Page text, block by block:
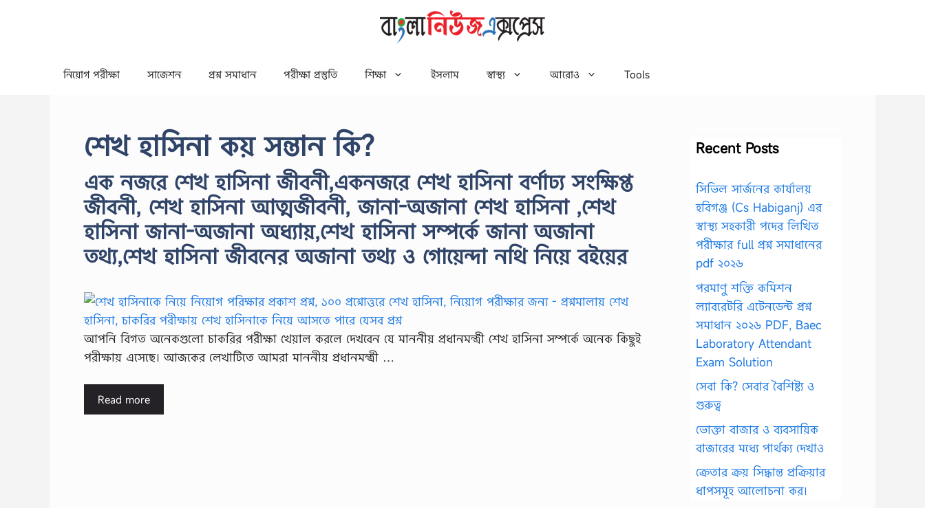
নিয়োগ পরীক্ষা সাজেশন প্রশ্ন সমাধান পরীক্ষা প্রস্তুতি শিক্ষা ইসলাম স্বাস্থ্য আরোও Tools
শেখ হাসিনা কয় সন্তান কি?
এক নজরে শেখ হাসিনা জীবনী,একনজরে শেখ হাসিনা বর্ণাঢ্য সংক্ষিপ্ত
জীবনী, শেখ হাসিনা আত্মজীবনী, জানা-অজানা শেখ হাসিনা ,শেখ
হাসিনা জানা-অজানা অধ্যায়,শেখ হাসিনা সম্পর্কে জানা অজানা
তথ্য,শেখ হাসিনা জীবনের অজানা তথ্য ও গোয়েন্দা নথি নিয়ে বইয়ের
আপনি বিগত অনেকগুলো চাকরির পরীক্ষা খেয়াল করলে দেখবেন যে মাননীয় প্রধানমন্ত্রী শেখ হাসিনা সম্পর্কে অনেক কিছুই
পরীক্ষায় এসেছে। আজকের লেখাটিতে আমরা মাননীয় প্রধানমন্ত্রী …
Read more
Recent Posts
সিভিল সার্জনের কার্যালয়
হবিগঞ্জ (Cs Habiganj) এর
স্বাস্থ্য সহকারী পদের লিখিত
পরীক্ষার full প্রশ্ন সমাধানের
pdf ২০২৬
পরমাণু শক্তি কমিশন
ল্যাবরেটরি এটেনডেন্ট প্রশ্ন
সমাধান ২০২৬ PDF, Baec
Laboratory Attendant
Exam Solution
সেবা কি? সেবার বৈশিষ্ট্য ও
গুরুত্ব
ভোক্তা বাজার ও ব্যবসায়িক
বাজারের মধ্যে পার্থক্য দেখাও
ক্রেতার ক্রয় সিদ্ধান্ত প্রক্রিয়ার
ধাপসমূহ আলোচনা কর।